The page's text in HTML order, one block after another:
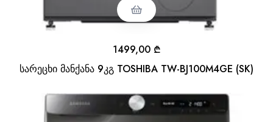
სარეცხი მანქანა 9კგ TOSHIBA TW-BJ100M4GE (SK)
1499,00 ₾